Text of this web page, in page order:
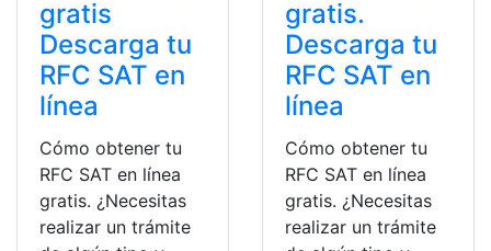
gratis
Descarga tu
RFC SAT en
línea
Cómo obtener tu
RFC SAT en línea
gratis. ¿Necesitas
realizar un trámite
gratis.
Descarga tu
RFC SAT en
línea
Cómo obtener tu
RFC SAT en línea
gratis. ¿Necesitas
realizar un trámite